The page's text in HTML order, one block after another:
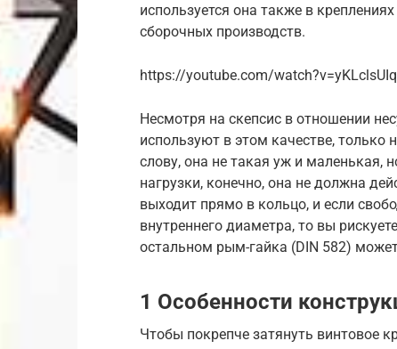
используется она также в
сборочных производств.
https://youtube.com/
Несмотря на скепсис в отношении
используют в этом качестве, только
слову, она не такая уж и маленькая,
нагрузки, конечно, она не должна
выходит прямо в кольцо, и если
внутреннего диаметра, то вы
остальном рым-гайка (DIN 582)
1 Особенности
Чтобы покрепче затянуть винтовое